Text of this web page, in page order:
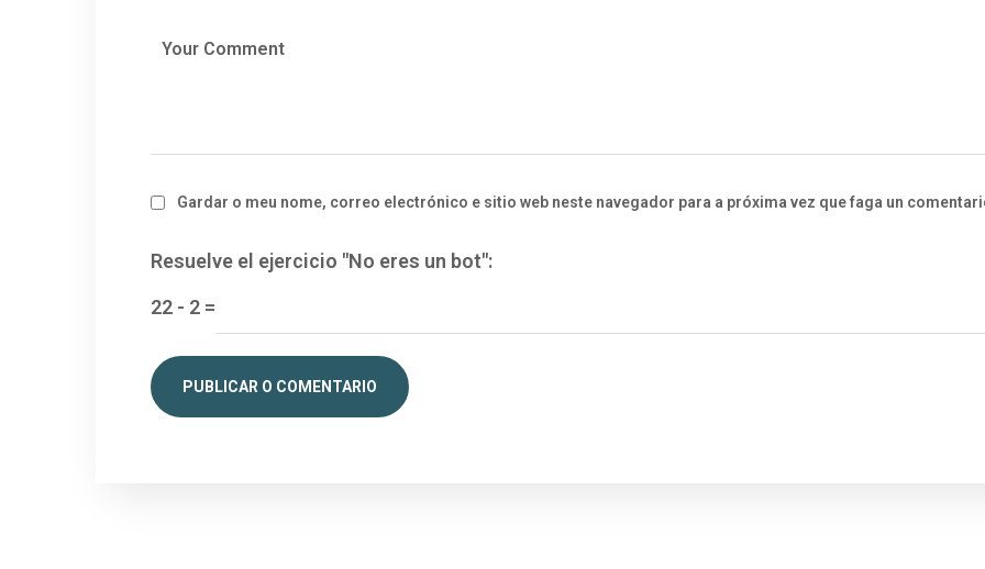
Gardar o meu nome, correo electrónico e sitio web neste navegador para a próxima vez que faga un
Resuelve el ejercicio "No eres un bot":
22 - 2 =